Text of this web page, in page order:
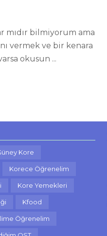
mıdır bilmiyorum ama
vermek ve bir kenara
okusun ...
Kore
Korece Öğrenelim
Kore Yemekleri
Kfood
Öğrenelim